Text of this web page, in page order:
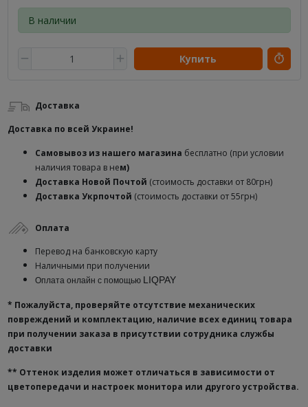
В наличии
Купить
Доставка
Доставка по всей Украине!
Самовывоз из нашего магазина бесплатно (при условии
наличия товара в нем)
Доставка Новой Почтой (стоимость доставки от 80грн)
Доставка Укрпочтой (стоимость доставки от 55грн)
Оплата
Перевод на банковскую карту
Наличными при получении
Оплата онлайн с помощью LIQPAY
* Пожалуйста, проверяйте отсутствие механических
повреждений и комплектацию, наличие всех единиц товара
при получении заказа в присутствии сотрудника службы
доставки
** Оттенок изделия может отличаться в зависимости от
цветопередачи и настроек монитора или другого устройства.